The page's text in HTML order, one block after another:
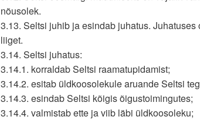
nõusolek.
3.13. Seltsi juhib ja esindab juhatus. Juhatuses
liiget.
3.14. Seltsi juhatus:
3.14.1. korraldab Seltsi raamatupidamist;
3.14.2. esitab üldkoosolekule aruande Seltsi
3.14.3. esindab Seltsi kõigis õigustoimingutes;
3.14.4. valmistab ette ja viib läbi üldkoosoleku;